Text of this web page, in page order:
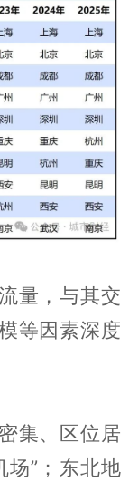
量，与其交
等因素深度
集、区位居
场”；东北地